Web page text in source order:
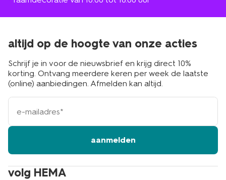
volg HEMA
altijd op de hoogte van onze acties
Schrijf je in voor de nieuwsbrief en krijg direct 10%
korting. Ontvang meerdere keren per week de laatste
(online) aanbiedingen. Afmelden kan altijd.
e-
mailadres
aanmelden